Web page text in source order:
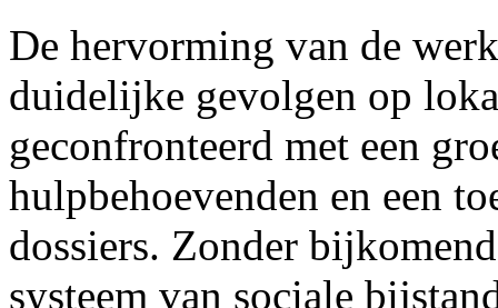
De hervorming van de
duidelijke gevolgen op
geconfronteerd met een
hulpbehoevenden en een
dossiers. Zonder
systeem van sociale